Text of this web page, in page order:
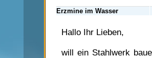
Erzmine im Wasser
Hallo Ihr Lieben,
will ein Stahlwerk